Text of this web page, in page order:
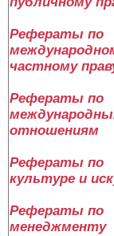
Рефераты по
частному
Рефераты по
отношениям
Рефераты по
культуре и
Рефераты по
менеджменту